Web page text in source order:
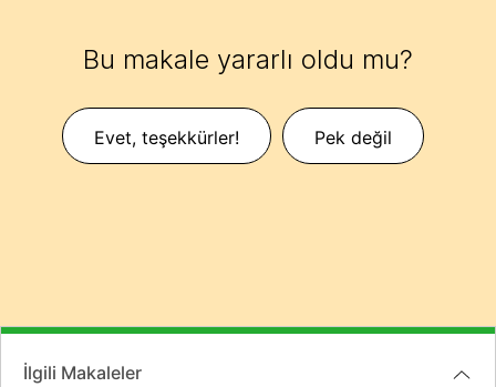
Bu makale yararlı oldu mu?
Evet, teşekkürler! Pek değil
İlgili Makaleler